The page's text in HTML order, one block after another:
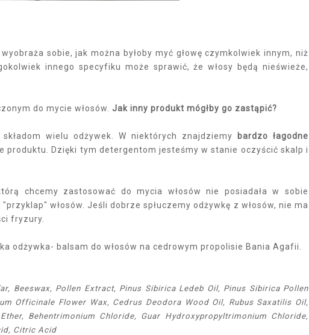
sobie, jak można byłoby myć głowę czymkolwiek innym, niż
innego specyfiku może sprawić, że włosy będą nieświeże,
do mycie włosów. Jak inny produkt mógłby go zastąpić?
wielu odżywek. W niektórych znajdziemy bardzo łagodne
produktu. Dzięki tym detergentom jesteśmy w stanie oczyścić skalp i
chcemy zastosować do mycia włosów nie posiadała w sobie
włosów. Jeśli dobrze spłuczemy odżywkę z włosów, nie ma
fryzury.
odżywka- balsam do włosów na cedrowym propolisie Bania Agafii.
Beeswax, Pollen Extract, Pinus Sibirica Ledeb Oil, Pinus Sibirica Pollen
Officinale Flower Wax, Cedrus Deodora Wood Oil, Rubus Saxatilis Oil,
Behentrimonium Chloride, Guar Hydroxypropyltrimonium Chloride,
Citric Acid